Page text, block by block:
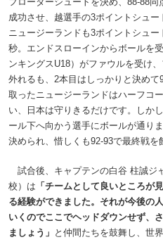
成功させ、越選手の3ポイントシュ
ニュージーランドも3ポイントシュ
秒。エンドスローインからボールを
ンキングスU18）がファウルを受け
外れるも、2本目はしっかりと決め
取ったニュージーランドはハーフコ
い、日本は守りきるだけです。しか
ール下へ向かう選手にボールが通り
決められ、惜しくも92-93で最終戦を
試合後、キャプテンの白谷 柱誠ジ
校）は 「チームとして良いところが
る経験ができました。それが今後の
いくのでここでヘッドダウンせず、
ましょう」 と仲間たちを鼓舞し、世